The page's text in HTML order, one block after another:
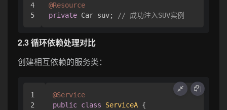
4
@Resource
private Car suv; // 成功注入SUV实例
2.3 循环依赖处理对比
创建相互依赖的服务类：
1
2
@Service
public class ServiceA {